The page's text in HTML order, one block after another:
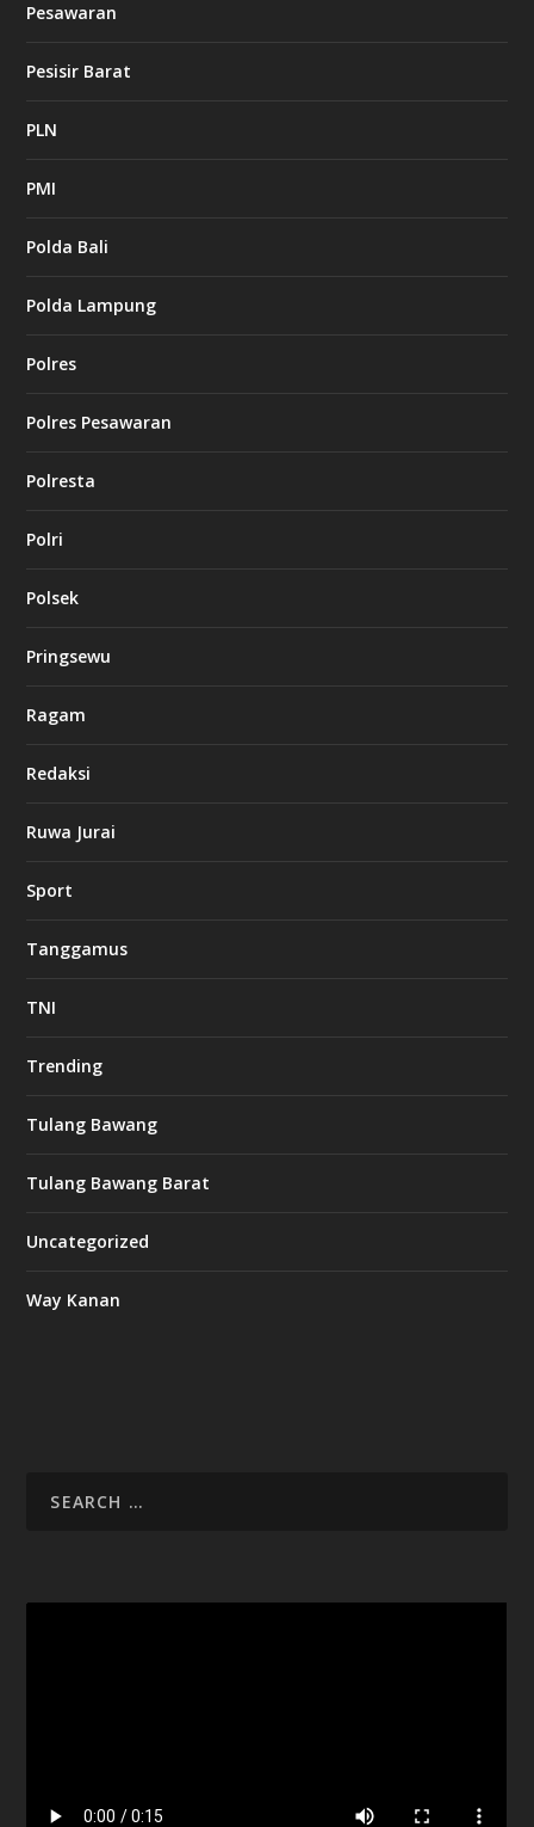
Pesawaran
Pesisir Barat
PLN
PMI
Polda Bali
Polda Lampung
Polres
Polres Pesawaran
Polresta
Polri
Polsek
Pringsewu
Ragam
Redaksi
Ruwa Jurai
Sport
Tanggamus
TNI
Trending
Tulang Bawang
Tulang Bawang Barat
Uncategorized
Way Kanan